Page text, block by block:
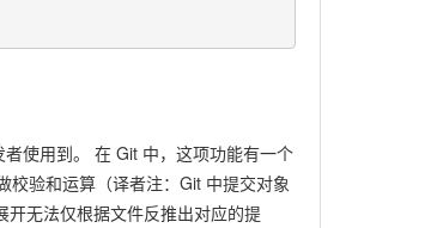
使用到。 在 Git 中，这项功能有一个
校验和运算（译者注：Git 中提交对象
无法仅根据文件反推出对应的提